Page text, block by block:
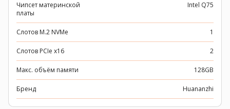
Чипсет материнской
платы
Intel Q75
Слотов M.2 NVMe 1
Слотов PCIe x16 2
Макс. объём памяти 128GB
Бренд Huananzhi